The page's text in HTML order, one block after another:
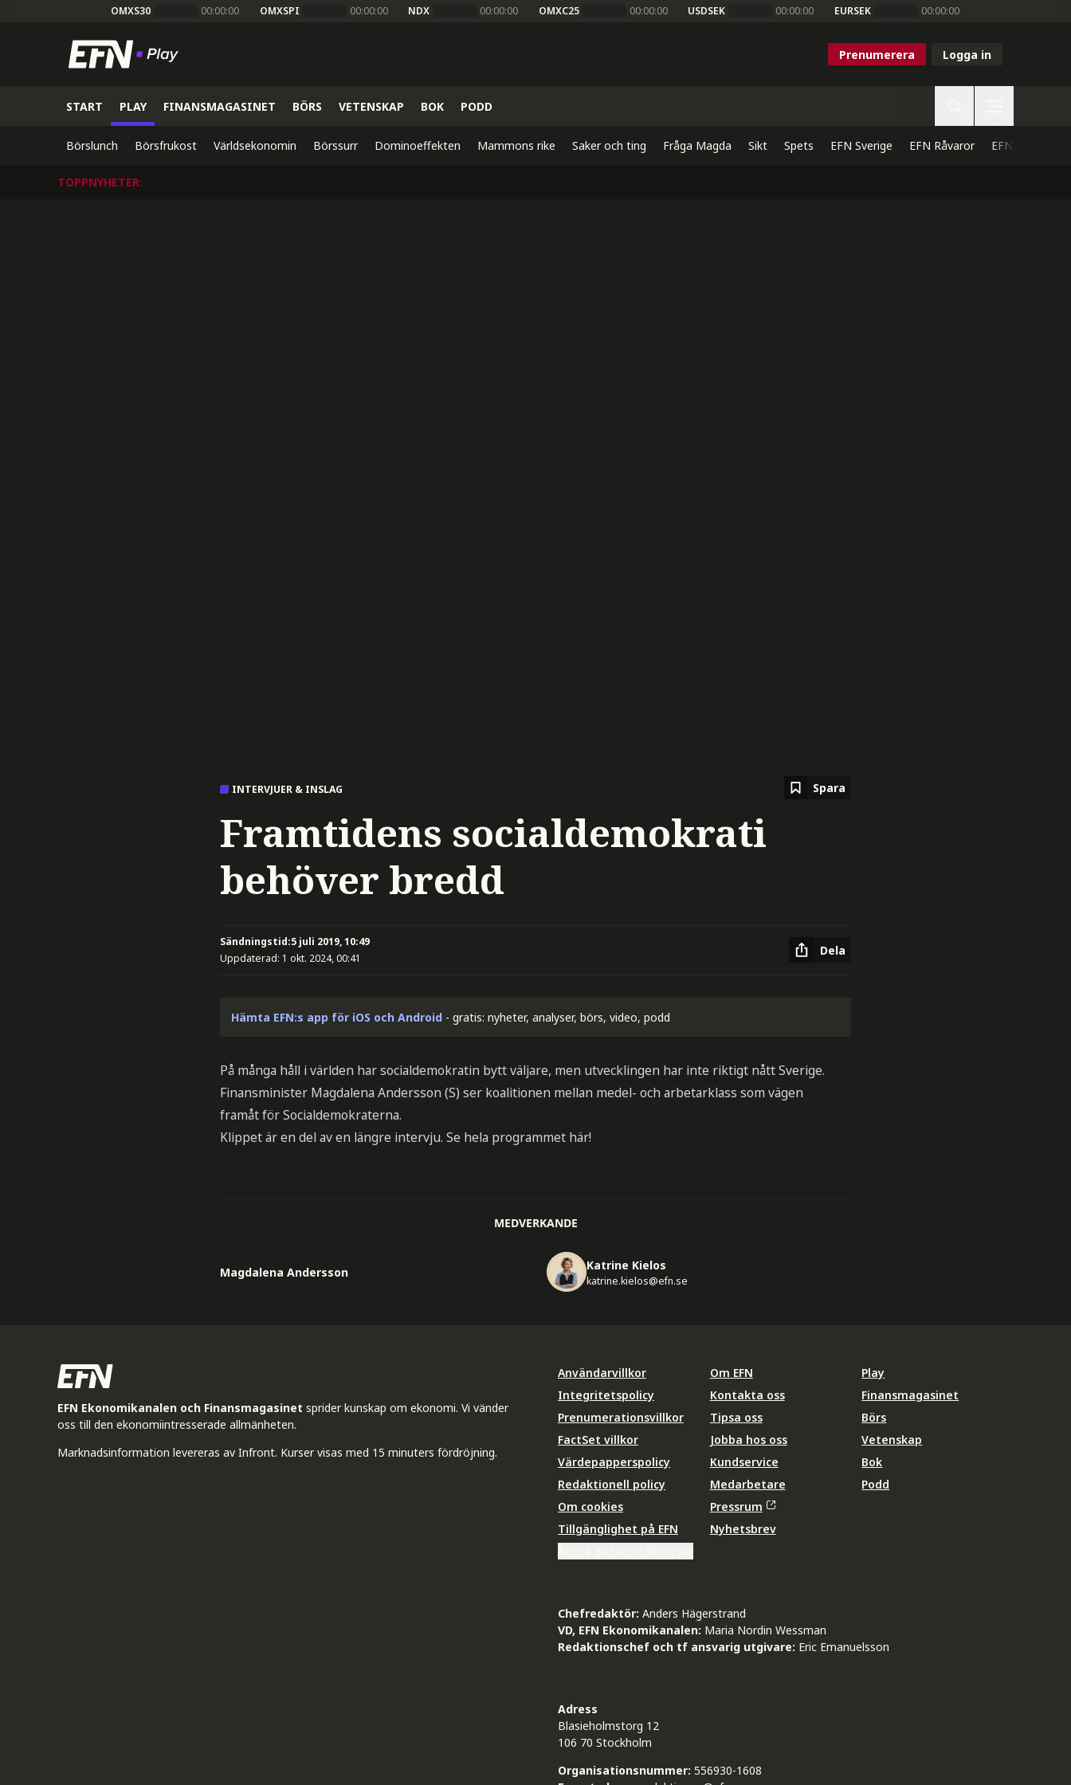
OMXS30 00:00:00 OMXSPI 00:00:00 NDX 00:00:00 OMXC25 00:00:00 USDSEK 00:00:00 EURSEK 00:00:00
Prenumerera Logga in
START PLAY FINANSMAGASINET BÖRS VETENSKAP BOK PODD
Börslunch Börsfrukost Världsekonomin Börssurr Dominoeffekten Mammons rike Saker och ting Fråga Magda Sikt Spets EFN Sverige EFN Råvaror EFN Direkt
TOPPNYHETER:
INTERVJUER & INSLAG Spara
Framtidens socialdemokrati
behöver bredd
Sändningstid:5 juli 2019, 10:49
Uppdaterad: 1 okt. 2024, 00:41
Dela
Hämta EFN:s app för iOS och Android - gratis: nyheter, analyser, börs, video, podd
På många håll i världen har socialdemokratin bytt väljare, men utvecklingen har inte riktigt nått Sverige.
Finansminister Magdalena Andersson (S) ser koalitionen mellan medel- och arbetarklass som vägen
framåt för Socialdemokraterna.
Klippet är en del av en längre intervju. Se hela programmet här!
MEDVERKANDE
Magdalena Andersson Katrine Kielos
katrine.kielos@efn.se
EFN Ekonomikanalen och Finansmagasinet sprider kunskap om ekonomi. Vi vänder
oss till den ekonomiintresserade allmänheten.
Marknadsinformation levereras av Infront. Kurser visas med 15 minuters fördröjning.
Användarvillkor
Integritetspolicy
Prenumerationsvillkor
FactSet villkor
Värdepapperspolicy
Redaktionell policy
Om cookies
Tillgänglighet på EFN
Om EFN
Kontakta oss
Tipsa oss
Jobba hos oss
Kundservice
Medarbetare
Pressrum
Nyhetsbrev
Play
Finansmagasinet
Börs
Vetenskap
Bok
Podd
Chefredaktör: Anders Hägerstrand
VD, EFN Ekonomikanalen: Maria Nordin Wessman
Redaktionschef och tf ansvarig utgivare: Eric Emanuelsson
Adress
Blasieholmstorg 12
106 70 Stockholm
Organisationsnummer: 556930-1608